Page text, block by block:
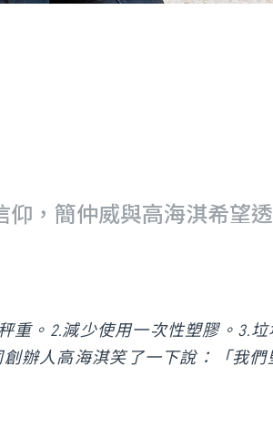
，簡仲威與高海淇希望
重。2.減少使用一次性塑膠。3.
辦人高海淇笑了一下說：「我